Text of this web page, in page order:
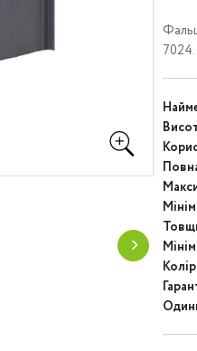
7024.